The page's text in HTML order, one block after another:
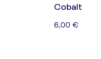
Cobalt
6,00 €